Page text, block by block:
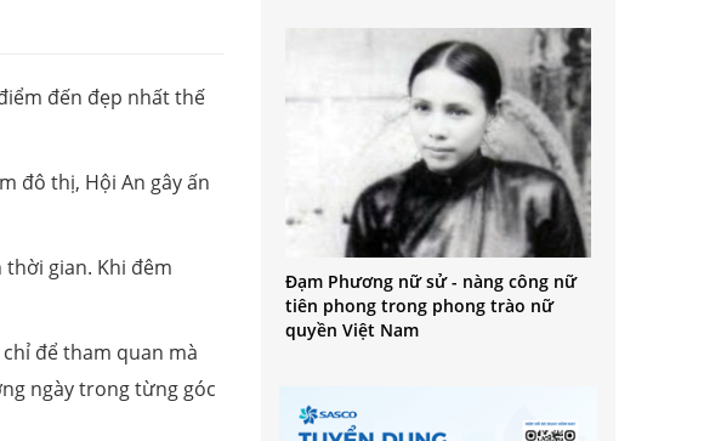
đến đẹp nhất thế
đô thị, Hội An gây ấn
gian. Khi đêm
để tham quan mà
ngày trong từng góc
Đạm Phương nữ sử - nàng công nữ
tiên phong trong phong trào nữ
quyền Việt Nam